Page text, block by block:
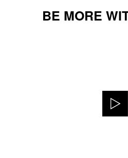
BE MORE